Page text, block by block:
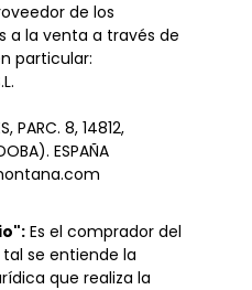
de los
a la venta a través de
particular:
PARC. 8, 14812,
ESPAÑA
Es el comprador del
se entiende la
que realiza la